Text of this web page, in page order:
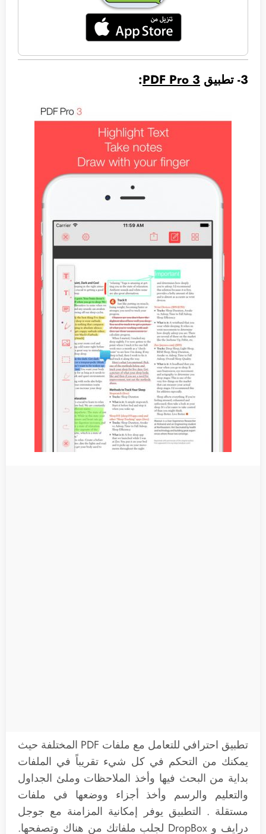
3- تطبيق PDF Pro 3
:
تطبيق احترافي للتعامل مع ملفات PDF المختلفة حيث
يمكنك من التحكم في كل شيء تقريباً في الملفات
بداية من البحث فيها وأخذ الملاحظات وملئ الجداول
والتعليم والرسم وأخذ أجزاء ووضعها في ملفات
مستقلة . التطبيق يوفر إمكانية المزامنة مع جوجل
درايف و DropBox لجلب ملفاتك من هناك وتصفحها.